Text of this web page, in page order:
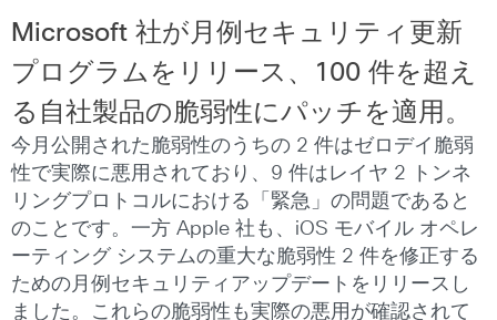
Microsoft 社が月例セキュリティ更新
プログラムをリリース、
100 件を超え
る自社製品の脆弱性にパッチを適用。
今月公開された脆弱性のうちの 2 件はゼロデイ脆弱
性で実際に悪用されており、9 件はレイヤ 2 トンネ
リングプロトコルにおける「緊急」の問題であると
のことです。一方 Apple 社も、iOS モバイル オペレ
ーティング システムの重大な脆弱性 2 件を修正する
ための月例セキュリティアップデートをリリースし
ました。これらの脆弱性も実際の悪用が確認されて